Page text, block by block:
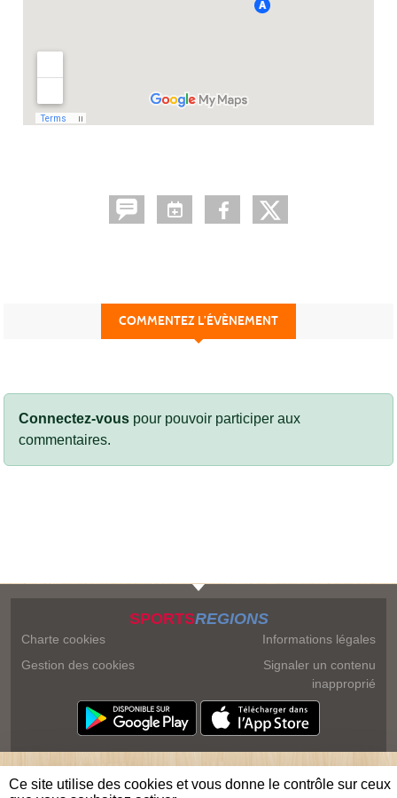
COMMENTEZ L’ÉVÈNEMENT
Connectez-vous pour pouvoir participer aux
commentaires.
SPORTSREGIONS
Charte cookies
Gestion des cookies
Informations légales
Signaler un contenu
inapproprié
Ce site utilise des cookies et vous donne le contrôle sur ceux